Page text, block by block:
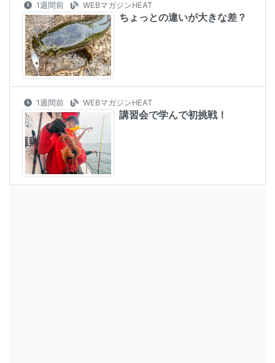
1週間前 WEBマガジンHEAT
ちょっとの違いが大きな差？
1週間前 WEBマガジンHEAT
講習会で学んで初挑戦！